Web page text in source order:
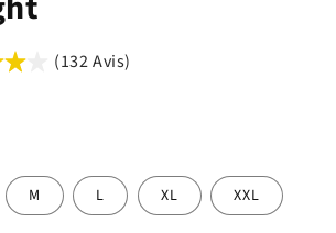
(132 Avis)
M L XL XXL